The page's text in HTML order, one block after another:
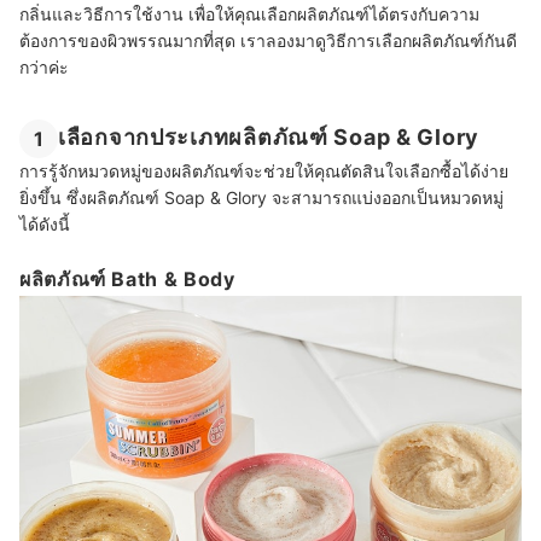
กลิ่นและวิธีการใช้งาน เพื่อให้คุณเลือกผลิตภัณฑ์ได้ตรงกับความ
ต้องการของผิวพรรณมากที่สุด เราลองมาดูวิธีการเลือกผลิตภัณฑ์กันดี
กว่าค่ะ
1 เลือกจากประเภทผลิตภัณฑ์ Soap & Glory
การรู้จักหมวดหมู่ของผลิตภัณฑ์จะช่วยให้คุณตัดสินใจเลือกซื้อได้ง่าย
ยิ่งขึ้น ซึ่งผลิตภัณฑ์ Soap & Glory จะสามารถแบ่งออกเป็นหมวดหมู่
ได้ดังนี้
ผลิตภัณฑ์ Bath & Body